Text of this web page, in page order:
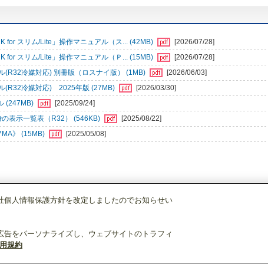
for スリム/Lite」操作マニュアル（ス... (42MB)
[2026/07/28]
for スリム/Lite」操作マニュアル（Ｐ... (15MB)
[2026/07/28]
(R32冷媒対応) 別冊版（ロスナイ版） (1MB)
[2026/06/03]
(R32冷媒対応) 2025年版 (27MB)
[2026/03/30]
(247MB)
[2025/09/24]
表示一覧表（R32） (546KB)
[2025/08/22]
》 (15MB)
[2025/05/08]
人情報保護方針を改定しましたのでお知らせい
をパーソナライズし、ウェブサイトのトラフィ
規約